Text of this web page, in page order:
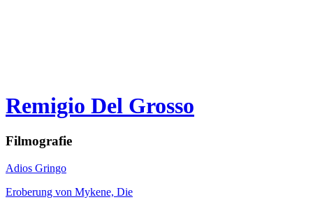
Remigio Del Grosso
Filmografie
Adios Gringo
Eroberung von Mykene, Die